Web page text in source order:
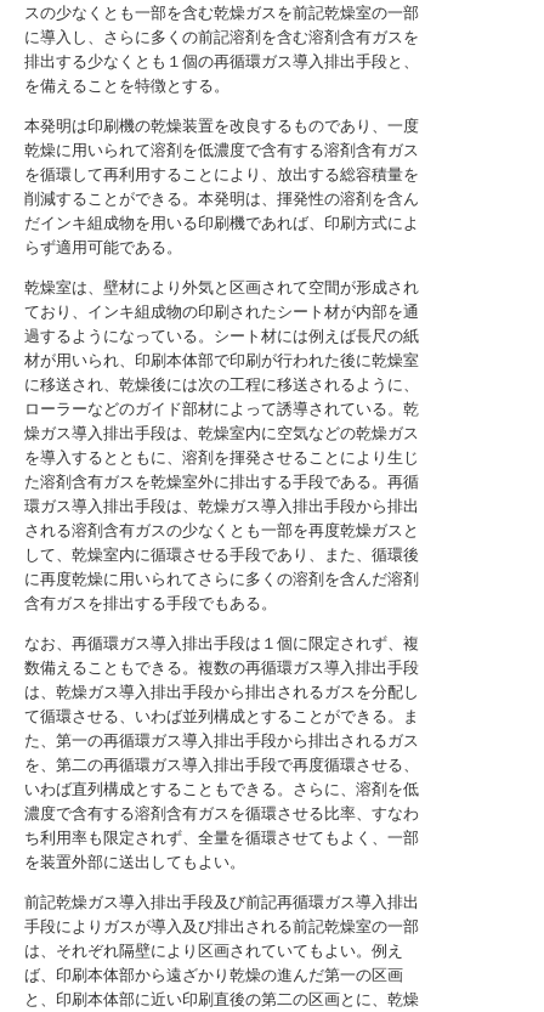
スの少なくとも一部を含む乾燥ガスを前記乾燥室の一部
に導入し、さらに多くの前記溶剤を含む溶剤含有ガスを
排出する少なくとも１個の再循環ガス導入排出手段と、
を備えることを特徴とする。
本発明は印刷機の乾燥装置を改良するものであり、一度
乾燥に用いられて溶剤を低濃度で含有する溶剤含有ガス
を循環して再利用することにより、放出する総容積量を
削減することができる。本発明は、揮発性の溶剤を含ん
だインキ組成物を用いる印刷機であれば、印刷方式によ
らず適用可能である。
乾燥室は、壁材により外気と区画されて空間が形成され
ており、インキ組成物の印刷されたシート材が内部を通
過するようになっている。シート材には例えば長尺の紙
材が用いられ、印刷本体部で印刷が行われた後に乾燥室
に移送され、乾燥後には次の工程に移送されるように、
ローラーなどのガイド部材によって誘導されている。乾
燥ガス導入排出手段は、乾燥室内に空気などの乾燥ガス
を導入するとともに、溶剤を揮発させることにより生じ
た溶剤含有ガスを乾燥室外に排出する手段である。再循
環ガス導入排出手段は、乾燥ガス導入排出手段から排出
される溶剤含有ガスの少なくとも一部を再度乾燥ガスと
して、乾燥室内に循環させる手段であり、また、循環後
に再度乾燥に用いられてさらに多くの溶剤を含んだ溶剤
含有ガスを排出する手段でもある。
なお、再循環ガス導入排出手段は１個に限定されず、複
数備えることもできる。複数の再循環ガス導入排出手段
は、乾燥ガス導入排出手段から排出されるガスを分配し
て循環させる、いわば並列構成とすることができる。ま
た、第一の再循環ガス導入排出手段から排出されるガス
を、第二の再循環ガス導入排出手段で再度循環させる、
いわば直列構成とすることもできる。さらに、溶剤を低
濃度で含有する溶剤含有ガスを循環させる比率、すなわ
ち利用率も限定されず、全量を循環させてもよく、一部
を装置外部に送出してもよい。
前記乾燥ガス導入排出手段及び前記再循環ガス導入排出
手段によりガスが導入及び排出される前記乾燥室の一部
は、それぞれ隔壁により区画されていてもよい。例え
ば、印刷本体部から遠ざかり乾燥の進んだ第一の区画
と、印刷本体部に近い印刷直後の第二の区画とに、乾燥